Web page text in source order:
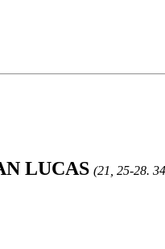
LUCAS (21, 25-28.